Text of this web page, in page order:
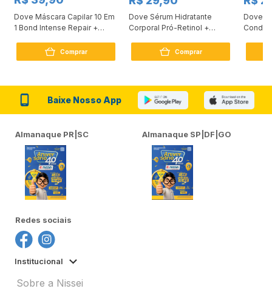
Dove Máscara Capilar 10 Em
1 Bond Intense Repair +
Comprar
Dove Sérum Hidratante
Corporal Pró-Retinol +
Comprar
Dove
Baixe Nosso App
Almanaque PR|SC Almanaque SP|DF|GO
Redes sociais
Institucional
Sobre a Nissei